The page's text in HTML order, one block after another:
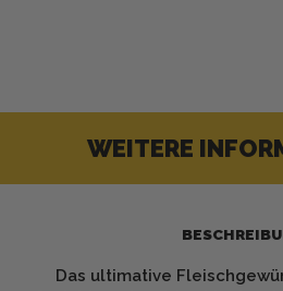
WEITERE
Das ultimative